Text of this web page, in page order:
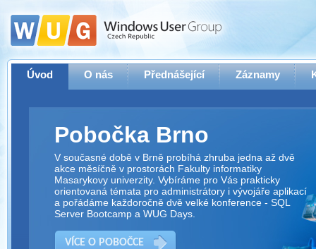
Úvod O nás Přednášející Záznamy
Pobočka Brno
V současné době v Brně probíhá zhruba jedna až dvě
akce měsíčně v prostorách Fakulty informatiky
Masarykovy univerzity. Vybíráme pro Vás prakticky
orientovaná témata pro administrátory i vývojáře aplikací
a pořádáme každoročně dvě velké konference - SQL
Server Bootcamp a WUG Days.
VÍCE O POBOČCE